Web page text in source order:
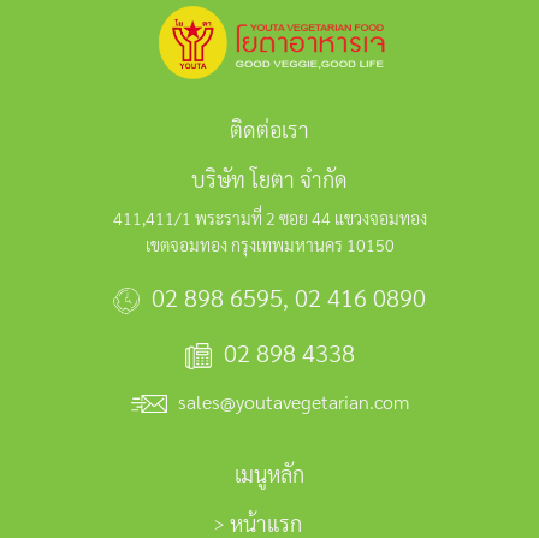
ติดต่อเรา
บริษัท โยตา จำกัด
411,411/1 พระรามที่ 2 ซอย 44 แขวงจอมทอง
เขตจอมทอง กรุงเทพมหานคร 10150
02 898 6595, 02 416 0890
02 898 4338
sales@youtavegetarian.com
เมนูหลัก
หน้าแรก